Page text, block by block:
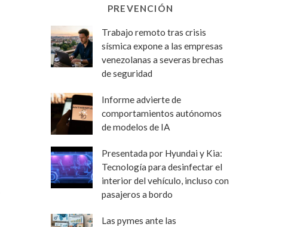
PREVENCIÓN
Trabajo remoto tras crisis
sísmica expone a las empresas
venezolanas a severas brechas
de seguridad
Informe advierte de
comportamientos autónomos
de modelos de IA
Presentada por Hyundai y Kia:
Tecnología para desinfectar el
interior del vehículo, incluso con
pasajeros a bordo
Las pymes ante las